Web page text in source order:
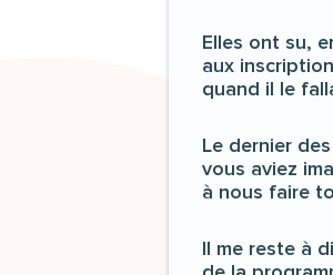
Elles ont su,
aux
quand il le
Le dernier
vous aviez
à nous faire
Il me reste à